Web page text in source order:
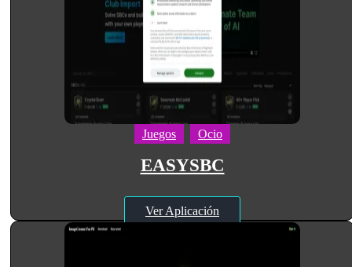
Juegos Ocio
EASYSBC
Ver Aplicación